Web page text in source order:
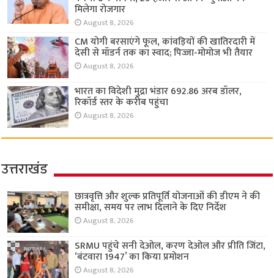
मिलेगा रोजगार
August 8, 2026
CM योगी बरसाएंगे फूल, कांवड़ियों की खातिरदारी में
देसी से मॉडर्न तक का स्वाद; पिज्जा-मोमोज भी तैयार
August 8, 2026
भारत का विदेशी मुद्रा भंडार 692.86 अरब डॉलर,
रिकॉर्ड स्तर के करीब पहुंचा
August 8, 2026
उत्तराखंड
छात्रवृत्ति और शुल्क प्रतिपूर्ति योजनाओं की डीएम ने की
समीक्षा, समय पर लाभ दिलाने के दिए निर्देश
August 8, 2026
SRMU पहुंचे सनी देओल, करण देओल और प्रीति जिंटा,
‘बंटवारा 1947’ का किया प्रमोशन
August 8, 2026